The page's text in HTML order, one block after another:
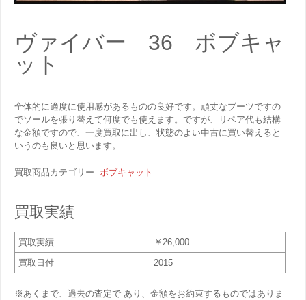
ヴァイバー 36 ボブキャ
ット
全体的に適度に使用感があるものの良好です。頑丈なブーツですの
でソールを張り替えて何度でも使えます。ですが、リペア代も結構
な金額ですので、一度買取に出し、状態のよい中古に買い替えると
いうのも良いと思います。
買取商品カテゴリー: ボブキャット
買取実績
買取実績
￥26,000
買取日付
2015
※あくまで、過去の査定で あり、金額をお約束するものではありま